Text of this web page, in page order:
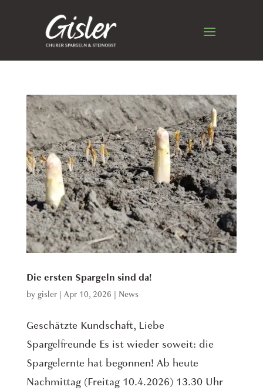
Die ersten Spargeln sind da!
by gisler| Apr 10, 2026 | News
Geschätzte Kundschaft, Liebe
Spargelfreunde Es ist wieder soweit: die
Spargelernte hat begonnen! Ab heute
Nachmittag (Freitag 10.4.2026) 13.30 Uhr